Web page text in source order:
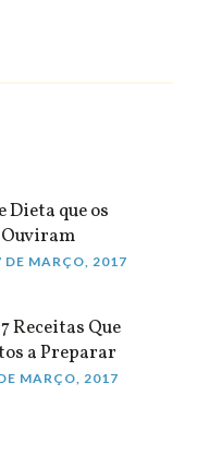
Dieta que os
DE MARÇO, 2017
Receitas Que
a Preparar
MARÇO, 2017